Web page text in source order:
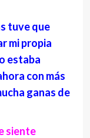
tuve que
mi propia
estaba
con más
ganas de
siente